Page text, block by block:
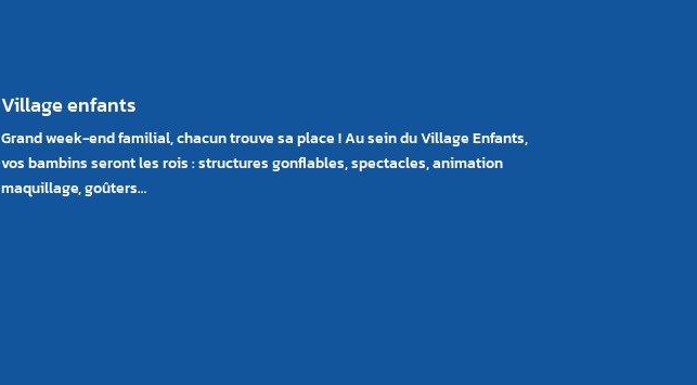
Village enfants
Grand week-end familial, chacun trouve sa place ! Au sein du Village Enfants,
vos bambins seront les rois : structures gonflables, spectacles, animation
maquillage, goûters…